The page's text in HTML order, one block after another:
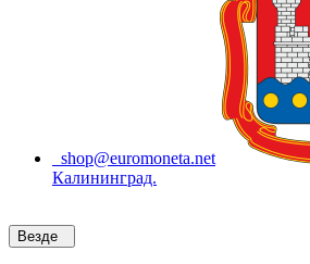
shop@euromoneta.net
Калининград.
Везде